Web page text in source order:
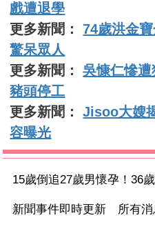
戲遭退學
更多新聞：74歲洪金
驚呆眾人
更多新聞：吳慷仁慘
豬頭停工
更多新聞：Jisoo大嫂
容曝光
15歲倒追27歲男懷孕！36
新聞事件即時更新 所有消